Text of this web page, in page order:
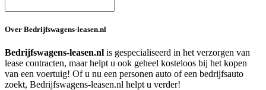
Over Bedrijfswagens-leasen.nl
Bedrijfswagens-leasen.nl is gespecialiseerd in het verzorgen van
lease contracten, maar helpt u ook geheel kosteloos bij het kopen
van een voertuig! Of u nu een personen auto of een bedrijfsauto
zoekt, Bedrijfswagens-leasen.nl helpt u verder!